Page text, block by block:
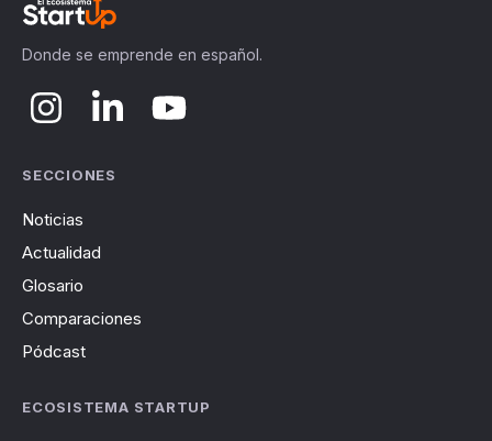
Donde se emprende en español.
SECCIONES
Noticias
Actualidad
Glosario
Comparaciones
Pódcast
ECOSISTEMA STARTUP